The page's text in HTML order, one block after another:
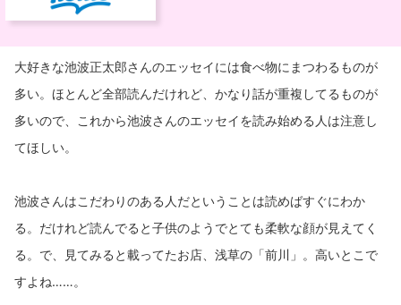
大好きな池波正太郎さんのエッセイには食べ物にまつわるものが
多い。ほとんど全部読んだけれど、かなり話が重複してるものが
多いので、これから池波さんのエッセイを読み始める人は注意し
てほしい。
池波さんはこだわりのある人だということは読めばすぐにわか
る。だけれど読んでると子供のようでとても柔軟な顔が見えてく
る。で、見てみると載ってたお店、浅草の「前川」。高いとこで
すよね……。